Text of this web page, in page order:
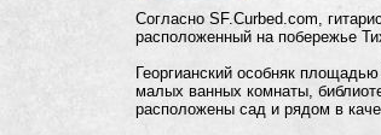
Согласно SF.Curbed.com,
расположенный на побережье
Георгианский особняк
малых ванных комнаты,
расположены сад и рядом в